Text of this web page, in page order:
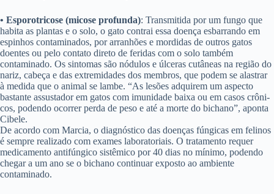
• Esporotricose (micose profunda): Transmitida por um fungo que
habita as plantas e o solo, o gato contrai essa doença esbarrando em
espinhos contaminados, por arranhões e mordidas de outros gatos
doentes ou pelo contato direto de feridas com o solo também
contaminado. Os sintomas são nódulos e úlceras cutâneas na região do
nariz, cabeça e das extremidades dos membros, que podem se alastrar
à medida que o animal se lambe. “As lesões adquirem um aspecto
bastante assustador em gatos com imunidade baixa ou em casos crôni-
cos, podendo ocorrer perda de peso e até a morte do bichano”, aponta
Cibele.
De acordo com Marcia, o diagnóstico das doenças fúngicas em felinos
é sempre realizado com exames laboratoriais. O tratamento requer
medicamento antifúngico sistêmico por 40 dias no mínimo, podendo
chegar a um ano se o bichano continuar exposto ao ambiente
contaminado.